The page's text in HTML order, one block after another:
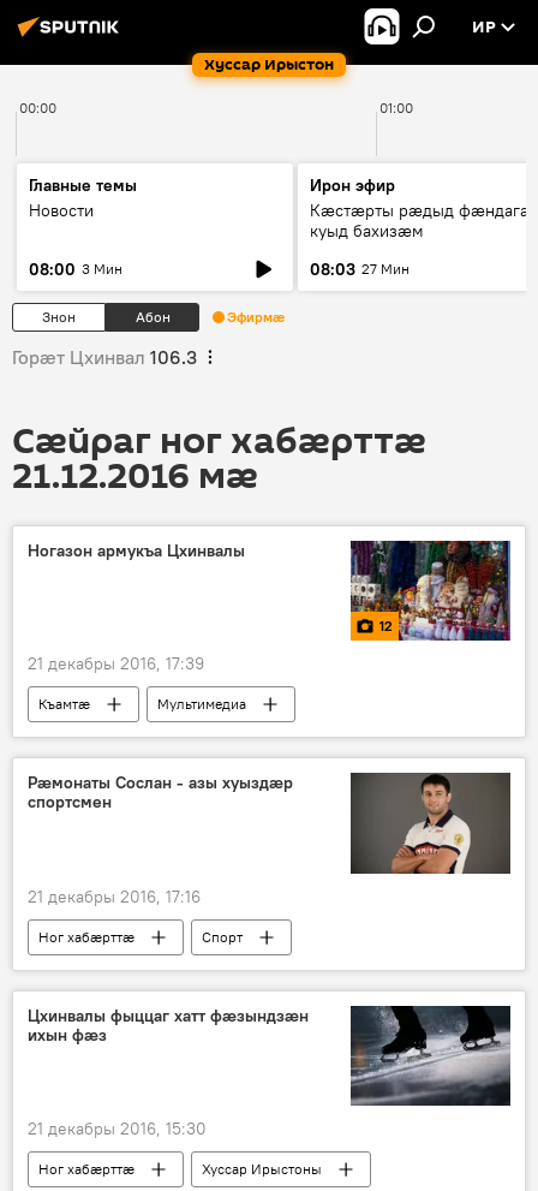
Хуссар Ирыстон
ИР
00:00 01:00
Главные темы
Новости
08:00 3 Мин
Ирон эфир
Кæстæрты рæдыд
куыд бахизæм
08:03 27 Мин
Знон Абон Эфирмæ
Горӕт Цхинвал 106.3
Сӕйраг ног хабӕрттӕ
21.12.2016 мӕ
Ногазон армукъа Цхинвалы
12
21 декабры 2016, 17:39
Къамтӕ Мультимедиа
Рӕмонаты Сослан - азы хуыздӕр
спортсмен
21 декабры 2016, 17:16
Ног хабӕрттӕ Спорт
Цхинвалы фыццаг хатт фæзындзæн
ихын фæз
21 декабры 2016, 15:30
Ног хабӕрттӕ Хуссар Ирыстоны